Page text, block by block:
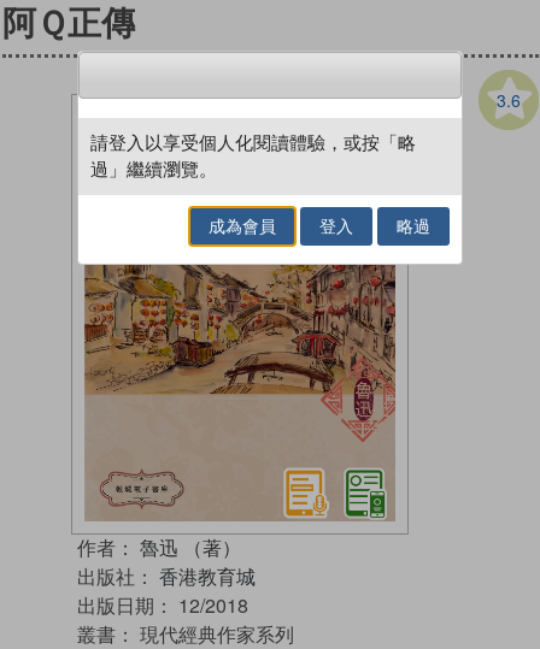
阿Ｑ正傳
3.6
作者： 魯迅 （著）
出版社： 香港教育城
出版日期： 12/2018
叢書： 現代經典作家系列
請登入以享受個人化閱讀體驗，或按「略
過」繼續瀏覽。
成為會員 登入 略過